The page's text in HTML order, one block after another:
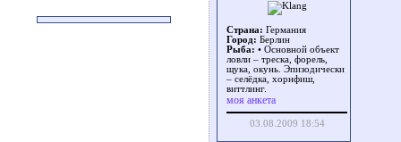
Страна: Германия
Город: Берлин
Рыба: • Основной объект
ловли – треска, форель,
щука, окунь. Эпизодически
– селёдка, хорнфиш,
виттлинг.
моя анкета
03.08.2009 18:54